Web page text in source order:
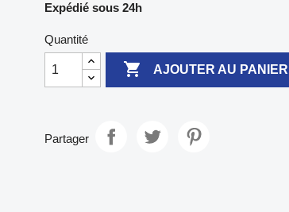
Expédié sous 24h
Quantité
 AJOUTER AU PANIER
Partager